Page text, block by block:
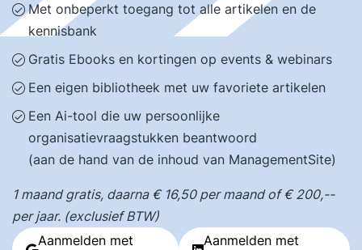
Met onbeperkt toegang tot alle artikelen en de
kennisbank
Gratis Ebooks en kortingen op events & webinars
Een eigen bibliotheek met uw favoriete artikelen
Een Ai-tool die uw persoonlijke
organisatievraagstukken beantwoord
(aan de hand van de inhoud van ManagementSite)
1 maand gratis, daarna € 16,50 per maand of € 200,--
per jaar. (exclusief BTW)
Aanmelden met
Aanmelden met